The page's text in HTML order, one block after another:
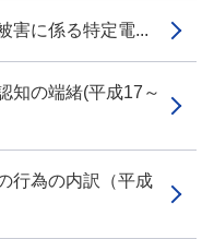
害に係る特定電...
知の端緒(平成17～
行為の内訳（平成